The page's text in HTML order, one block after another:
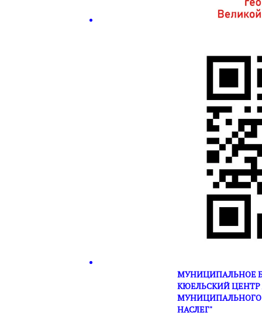
МУНИЦИПАЛЬНОЕ
КЮЕЛЬСКИЙ ЦЕНТР
МУНИЦИПАЛЬНОГО
НАСЛЕГ"